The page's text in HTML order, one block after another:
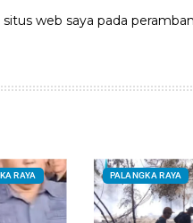
web saya pada
RAYA PALANGKA RAYA